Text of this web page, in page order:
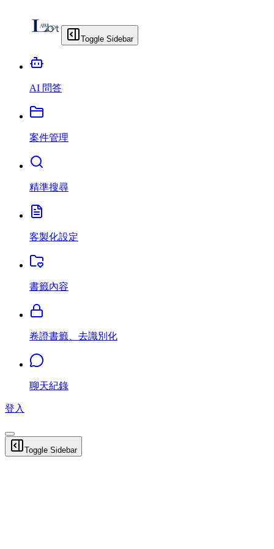
Toggle Sidebar
AI 問答
案件管理
精準搜尋
客製化設定
書籤內容
卷證書籤、去識別化
聊天紀錄
登入
Toggle Sidebar